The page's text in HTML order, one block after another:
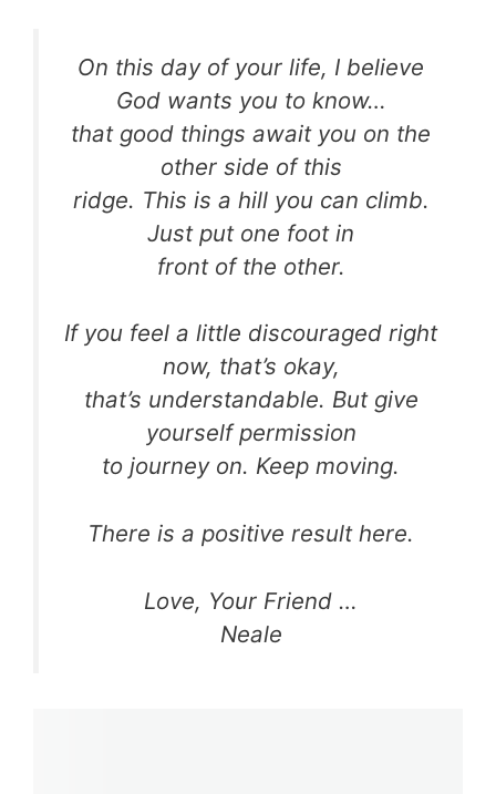
On this day of your life, I believe
God wants you to know…
that good things await you on the
other side of this
ridge. This is a hill you can climb.
Just put one foot in
front of the other.
If you feel a little discouraged right
now, that’s okay,
that’s understandable. But give
yourself permission
to journey on. Keep moving.
There is a positive result here.
Love, Your Friend …
Neale